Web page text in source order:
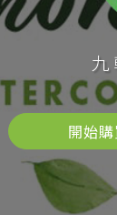
開始購